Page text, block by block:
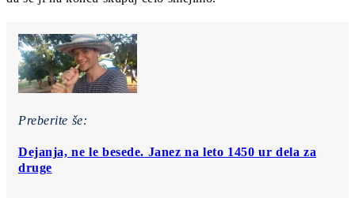
Preberite še:
Dejanja, ne le besede. Janez na leto 1450 ur dela za
druge